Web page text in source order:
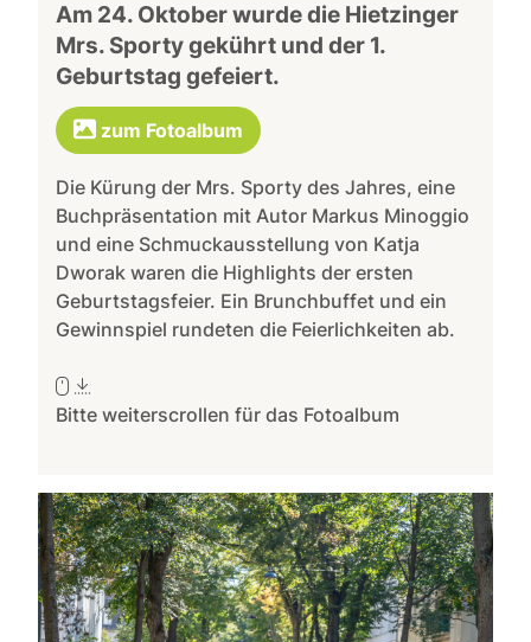
Am 24. Oktober wurde die Hietzinger
Mrs. Sporty gekührt und der 1.
Geburtstag gefeiert.
zum Fotoalbum
Die Kürung der Mrs. Sporty des Jahres, eine
Buchpräsentation mit Autor Markus Minoggio
und eine Schmuckausstellung von Katja
Dworak waren die Highlights der ersten
Geburtstagsfeier. Ein Brunchbuffet und ein
Gewinnspiel rundeten die Feierlichkeiten ab.
Bitte weiterscrollen für das Fotoalbum